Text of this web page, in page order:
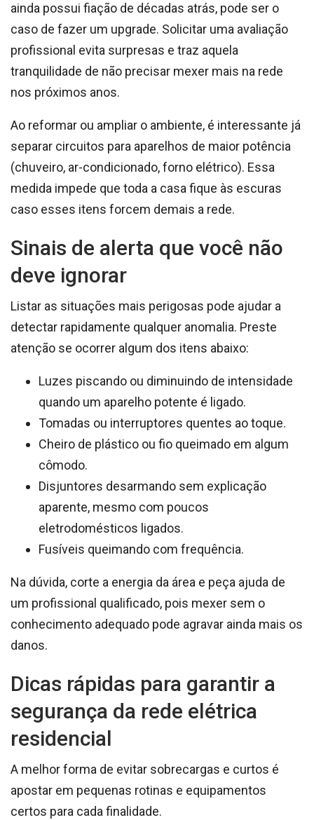
ainda possui fiação de décadas atrás, pode ser o
caso de fazer um upgrade. Solicitar uma avaliação
profissional evita surpresas e traz aquela
tranquilidade de não precisar mexer mais na rede
nos próximos anos.
Ao reformar ou ampliar o ambiente, é interessante já
separar circuitos para aparelhos de maior potência
(chuveiro, ar-condicionado, forno elétrico). Essa
medida impede que toda a casa fique às escuras
caso esses itens forcem demais a rede.
Sinais de alerta que você não
deve ignorar
Listar as situações mais perigosas pode ajudar a
detectar rapidamente qualquer anomalia. Preste
atenção se ocorrer algum dos itens abaixo:
Luzes piscando ou diminuindo de intensidade
quando um aparelho potente é ligado.
Tomadas ou interruptores quentes ao toque.
Cheiro de plástico ou fio queimado em algum
cômodo.
Disjuntores desarmando sem explicação
aparente, mesmo com poucos
eletrodomésticos ligados.
Fusíveis queimando com frequência.
Na dúvida, corte a energia da área e peça ajuda de
um profissional qualificado, pois mexer sem o
conhecimento adequado pode agravar ainda mais os
danos.
Dicas rápidas para garantir a
segurança da rede elétrica
residencial
A melhor forma de evitar sobrecargas e curtos é
apostar em pequenas rotinas e equipamentos
certos para cada finalidade.